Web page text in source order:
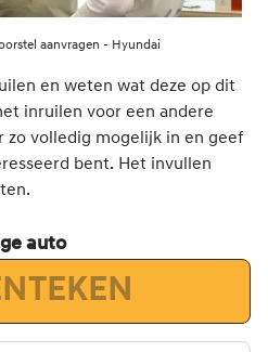
aanvragen - Hyundai
en weten wat deze op dit
inruilen voor een andere
zo volledig mogelijk in en geef
bent. Het invullen
auto